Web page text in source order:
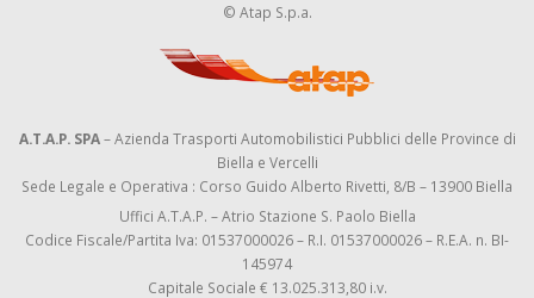
© Atap S.p.a.
A.T.A.P. SPA– Azienda Trasporti Automobilistici Pubblici delle Province di
Biella e Vercelli
Sede Legale e Operativa : Corso Guido Alberto Rivetti, 8/B – 13900 Biella
Uffici A.T.A.P. – Atrio Stazione S. Paolo Biella
Codice Fiscale/Partita Iva: 01537000026 – R.I. 01537000026 – R.E.A. n. BI-
145974
Capitale Sociale € 13.025.313,80 i.v.